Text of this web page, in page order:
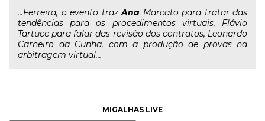
...Ferreira, o evento trazAna Marcato para tratar das
tendências para os procedimentos virtuais, Flávio
Tartuce para falar das revisão dos contratos, Leonardo
Carneiro da Cunha, com a produção de provas na
arbitragem virtual...
MIGALHAS LIVE